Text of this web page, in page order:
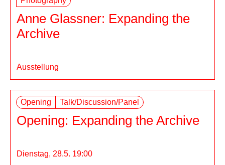
Anne Glassner: Expanding the
Archive
Ausstellung
Opening Talk/Discussion/Panel
Opening: Expanding the Archive
Dienstag, 28.5. 19:00